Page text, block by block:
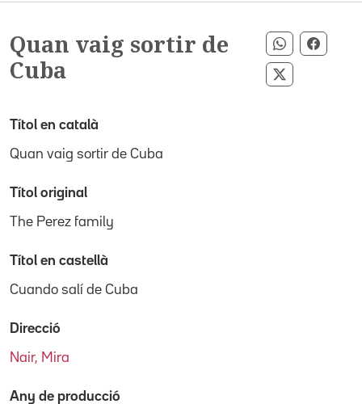
Quan vaig sortir de
Cuba
Compartir
Compartir
Títol en català
Quan vaig sortir de Cuba
Títol original
The Perez family
Títol en castellà
Cuando salí de Cuba
Direcció
Nair, Mira
Any de producció